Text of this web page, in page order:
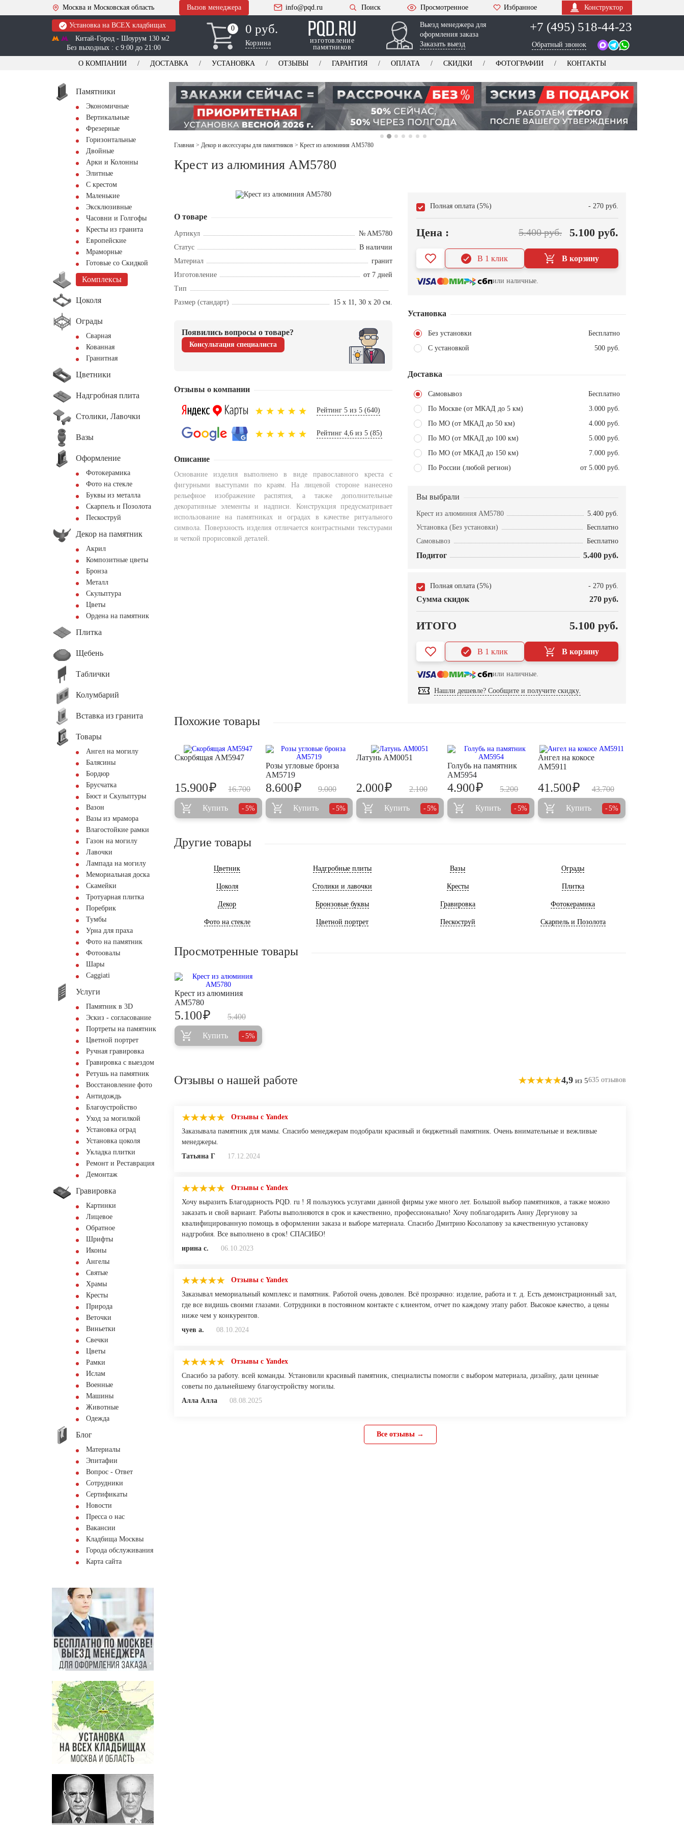
Москва и Московская область Вызов менеджера info@pqd.ru Поиск Просмотренное Избранное Конструктор
Установка на ВСЕХ кладбищах
Китай-Город - Шоурум 130 м2
Без выходных : с 9:00 до 21:00
0
0 0 руб.
Корзина
изготовление
памятников
Выезд менеджера для
оформления заказа
Заказать выезд
+7 (495) 518-44-23
Обратный звонок
О КОМПАНИИ ДОСТАВКА УСТАНОВКА ОТЗЫВЫ ГАРАНТИЯ ОПЛАТА СКИДКИ ФОТОГРАФИИ КОНТАКТЫ
Памятники
Экономичные
Вертикальные
Фрезерные
Горизонтальные
Двойные
Арки и Колонны
Элитные
С крестом
Маленькие
Эксклюзивные
Часовни и Голгофы
Кресты из гранита
Европейские
Мраморные
Готовые со Скидкой
Комплексы
Цоколя
Ограды
Сварная
Кованная
Гранитная
Цветники
Надгробная плита
Столики, Лавочки
Вазы
Оформление
Фотокерамика
Фото на стекле
Буквы из металла
Скарпель и Позолота
Пескоструй
Декор на памятник
Акрил
Композитные цветы
Бронза
Металл
Скульптура
Цветы
Ордена на памятник
Плитка
Щебень
Таблички
Колумбарий
Вставка из гранита
Товары
Ангел на могилу
Балясины
Бордюр
Брусчатка
Бюст и Скульптуры
Вазон
Вазы из мрамора
Влагостойкие рамки
Газон на могилу
Лавочки
Лампада на могилу
Мемориальная доска
Скамейки
Тротуарная плитка
Поребрик
Тумбы
Урна для праха
Фото на памятник
Фотоовалы
Шары
Сaggiati
Услуги
Памятник в 3D
Эскиз - согласование
Портреты на памятник
Цветной портрет
Ручная гравировка
Гравировка с выездом
Ретушь на памятник
Восстановление фото
Антидождь
Благоустройство
Уход за могилкой
Установка оград
Установка цоколя
Укладка плитки
Ремонт и Реставрация
Демонтаж
Гравировка
Картинки
Лицевое
Обратное
Шрифты
Иконы
Ангелы
Святые
Храмы
Кресты
Природа
Веточки
Виньетки
Свечки
Цветы
Рамки
Ислам
Военные
Машины
Животные
Одежда
Блог
Материалы
Эпитафии
Вопрос - Ответ
Сотрудники
Сертификаты
Новости
Пресса о нас
Вакансии
Кладбища Москвы
Города обслуживания
Карта сайта
Главная > Декор и аксессуары для памятников > Крест из алюминия AM5780
Крест из алюминия AM5780
О товаре
Артикул
№ AM5780
Статус
В наличии
Материал
гранит
Изготовление
от 7 дней
Тип
Размер (стандарт)
15 х 11, 30 х 20 см.
Появились вопросы о товаре?
Консультация специалиста
Отзывы о компании
Рейтинг 5 из 5 (640)
Рейтинг 4,6 из 5 (85)
Описание
Основание изделия выполнено в виде православного креста с
фигурными выступами по краям. На лицевой стороне нанесено
рельефное изображение распятия, а также дополнительные
декоративные элементы и надписи. Конструкция предусматривает
использование на памятниках и оградах в качестве ритуального
символа. Поверхность изделия отличается контрастными текстурами
и четкой прорисовкой деталей.
Полная оплата (5%) - 270 руб.
Цена : 5.400 руб. 5.100 руб.
В корзину
В 1 клик
или наличные.
Установка
Без установки
Бесплатно
С установкой
500 руб.
Доставка
Самовывоз
Бесплатно
По Москве (от МКАД до 5 км)
3.000 руб.
По МО (от МКАД до 50 км)
4.000 руб.
По МО (от МКАД до 100 км)
5.000 руб.
По МО (от МКАД до 150 км)
7.000 руб.
По России (любой регион)
от 5.000 руб.
Вы выбрали
Крест из алюминия AM5780
5.400 руб.
Установка (Без установки)
Бесплатно
Самовывоз
Бесплатно
Подитог 5.400 руб.
Полная оплата (5%) - 270 руб.
Сумма скидок 270 руб.
ИТОГО 5.100 руб.
В корзину
В 1 клик
или наличные.
Нашли дешевле? Сообщите и получите скидку.
Похожие товары
Скорбящая AM5947
16.700
15.900₽
Купить 5%
Розы угловые бронза
AM5719
9.000
8.600₽
Купить 5%
Латунь AM0051
2.100
2.000₽
Купить 5%
Голубь на памятник
AM5954
5.200
4.900₽
Купить 5%
Ангел на кокосе
AM5911
43.700
41.500₽
Купить 5%
Другие товары
Цветник Надгробные плиты Вазы Ограды
Цоколя Столики и лавочки Кресты Плитка
Декор Бронзовые буквы Гравировка Фотокерамика
Фото на стекле Цветной портрет Пескоструй Скарпель и Позолота
Просмотренные товары
Крест из алюминия
AM5780
5.400
5.100₽
Купить 5%
Отзывы о нашей работе 4,9 из 5635 отзывов
Отзывы с Yandex
Заказывала памятник для мамы. Спасибо менеджерам подобрали красивый и бюджетный памятник. Очень внимательные и вежливые
менеджеры.
Татьяна Г
17.12.2024
Отзывы с Yandex
Хочу выразить Благодарность PQD. ru ! Я пользуюсь услугами данной фирмы уже много лет. Большой выбор памятников, а также можно
заказать и свой вариант. Работы выполняются в срок и качественно, профессионально! Хочу поблагодарить Анну Дергунову за
квалифицированную помощь в оформлении заказа и выборе материала. Спасибо Дмитрию Косолапову за качественную установку
надгробия. Все выполнено в срок! СПАСИБО!
ирина с.
06.10.2023
Отзывы с Yandex
Заказывал мемориальный комплекс и памятник. Работой очень доволен. Всё прозрачно: изделие, работа и т. д. Есть демонстрационный зал,
где все видишь своими глазами. Сотрудники в постоянном контакте с клиентом, отчет по каждому этапу работ. Высокое качество, а цены
ниже чем у конкурентов.
чуев а.
08.10.2024
Отзывы с Yandex
Спасибо за работу. всей команды. Установили красивый памятник, специалисты помогли с выбором материала, дизайну, дали ценные
советы по дальнейшему благоустройству могилы.
Алла Алла
08.08.2025
Все отзывы →